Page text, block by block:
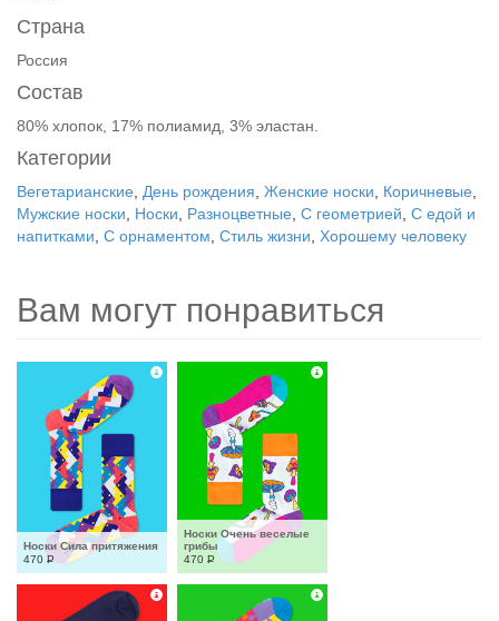
Страна
Россия
Состав
80% хлопок, 17% полиамид, 3% эластан.
Категории
Вегетарианские День рождения Женские носки Коричневые
Мужские носки
Носки Разноцветные С геометрией С едой и
напитками С орнаментом Стиль жизни Хорошему человеку
Вам могут понравиться
Носки Сила притяжения
470 Р
Носки Очень веселые
грибы
470 Р